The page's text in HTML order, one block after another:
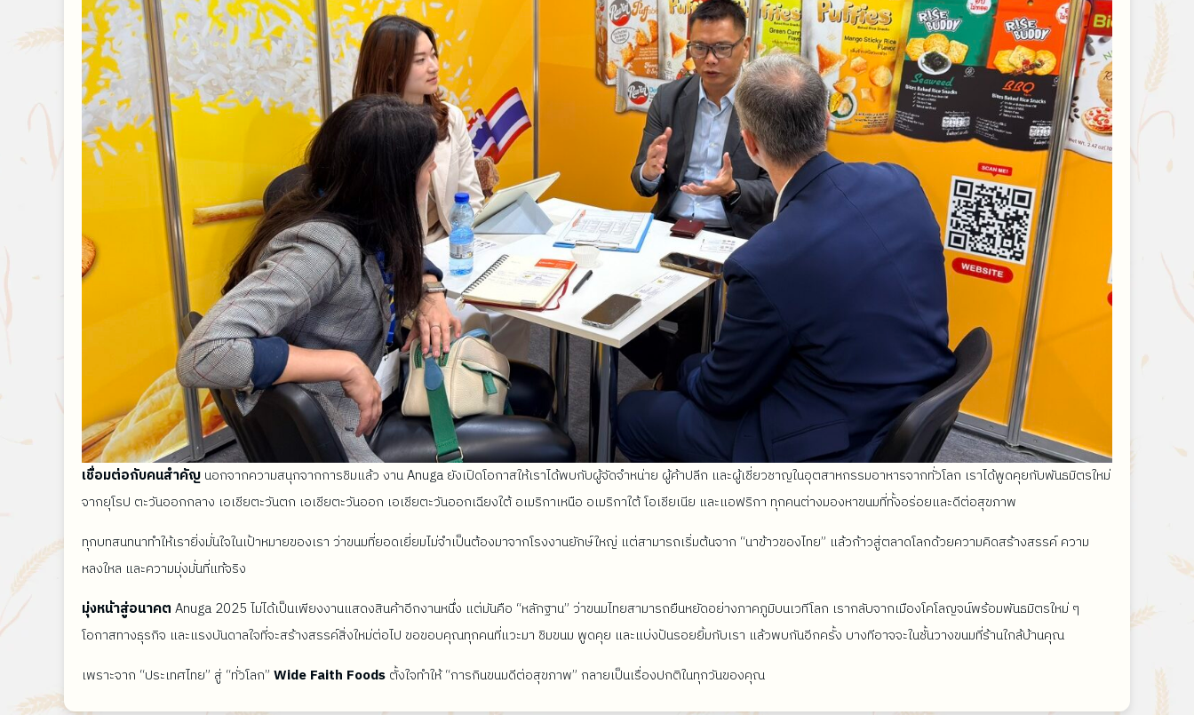
เชื่อมต่อกับคนสำคัญ นอกจากความสนุกจากการชิมแล้ว งาน Anuga ยังเปิดโอกาสให้เราได้พบกับผู้จัดจำหน่าย ผู้ค้าปลีก และผู้เชี่ยวชาญในอุตสาหกรรมอาหารจากทั่วโลก เราได้พูดคุยกับพันธมิตรใหม่
จากยุโรป ตะวันออกกลาง เอเชียตะวันตก เอเชียตะวันออก เอเชียตะวันออกเฉียงใต้ อเมริกาเหนือ อเมริกาใต้ โอเชียเนีย และแอฟริกา ทุกคนต่างมองหาขนมที่ทั้งอร่อยและดีต่อสุขภาพ
ทุกบทสนทนาทำให้เรายิ่งมั่นใจในเป้าหมายของเรา ว่าขนมที่ยอดเยี่ยมไม่จำเป็นต้องมาจากโรงงานยักษ์ใหญ่ แต่สามารถเริ่มต้นจาก “นาข้าวของไทย” แล้วก้าวสู่ตลาดโลกด้วยความคิดสร้างสรรค์ ความ
หลงใหล และความมุ่งมั่นที่แท้จริง
มุ่งหน้าสู่อนาคต Anuga 2025 ไม่ได้เป็นเพียงงานแสดงสินค้าอีกงานหนึ่ง แต่มันคือ “หลักฐาน” ว่าขนมไทยสามารถยืนหยัดอย่างภาคภูมิบนเวทีโลก เรากลับจากเมืองโคโลญจน์พร้อมพันธมิตรใหม่ ๆ
โอกาสทางธุรกิจ และแรงบันดาลใจที่จะสร้างสรรค์สิ่งใหม่ต่อไป ขอขอบคุณทุกคนที่แวะมา ชิมขนม พูดคุย และแบ่งปันรอยยิ้มกับเรา แล้วพบกันอีกครั้ง บางทีอาจจะในชั้นวางขนมที่ร้านใกล้บ้านคุณ
เพราะจาก “ประเทศไทย” สู่ “ทั่วโลก” Wide Faith Foods ตั้งใจทำให้ “การกินขนมดีต่อสุขภาพ” กลายเป็นเรื่องปกติในทุกวันของคุณ